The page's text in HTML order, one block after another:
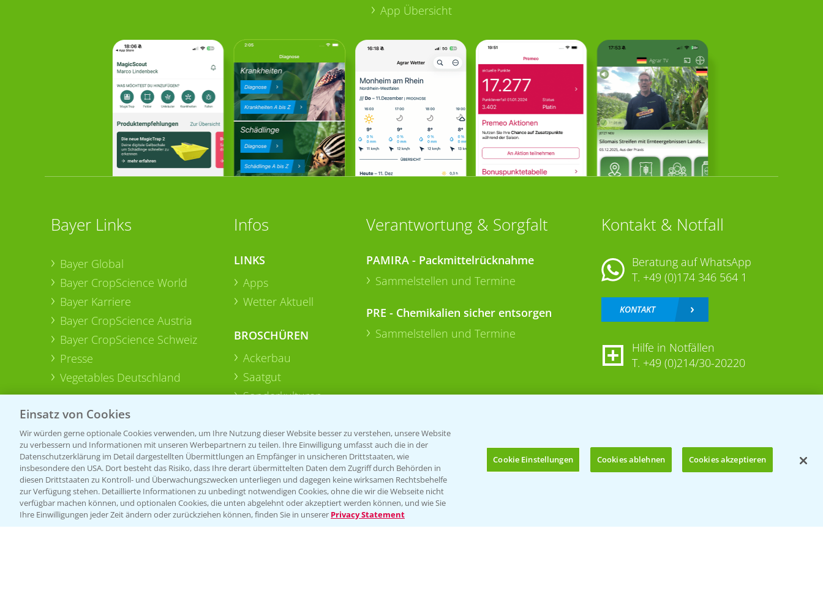
Bis zu 4 Produkte vergleichen:
App Übersicht
Bayer Links
Bayer Global
Bayer CropScience World
Bayer Karriere
Bayer CropScience Austria
Bayer CropScience Schweiz
Presse
Vegetables Deutschland
Infos
LINKS
Apps
Wetter Aktuell
BROSCHÜREN
Ackerbau
Saatgut
Sonderkulturen
Verantwortung & Sorgfalt
PAMIRA - Packmittelrücknahme
Sammelstellen und Termine
PRE - Chemikalien sicher entsorgen
Sammelstellen und Termine
Kontakt & Notfall
Beratung auf WhatsApp
T. +49 (0)174 346 564 1
KONTAKT
Hilfe in Notfällen
T. +49 (0)214/30-20220
Folgen Sie uns
Einsatz von Cookies
Wir würden gerne optionale Cookies verwenden, um Ihre Nutzung dieser Website besser zu verstehen, unsere Website
zu verbessern und Informationen mit unseren Werbepartnern zu teilen. Ihre Einwilligung umfasst auch die in der
Datenschutzerklärung im Detail dargestellten Übermittlungen an Empfänger in unsicheren Drittstaaten, wie
insbesondere den USA. Dort besteht das Risiko, dass Ihre derart übermittelten Daten dem Zugriff durch Behörden in
diesen Drittstaaten zu Kontroll- und Überwachungszwecken unterliegen und dagegen keine wirksamen Rechtsbehelfe
zur Verfügung stehen. Detaillierte Informationen zu unbedingt notwendigen Cookies, ohne die wir die Webseite nicht
verfügbar machen können, und optionalen Cookies, die unten abgelehnt oder akzeptiert werden können, und wie Sie
Ihre Einwilligungen jeder Zeit ändern oder zurückziehen können, finden Sie in unserer Privacy Statement
Cookie Einstellungen Cookies ablehnen Cookies akzeptieren